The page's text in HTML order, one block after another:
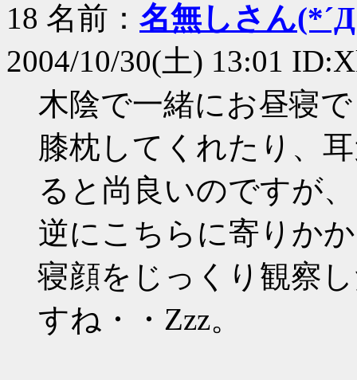
18 名前： 名無しさん
2004/10/30(土) 13:01
木陰で一緒にお昼寝
膝枕してくれたり、
ると尚良いのですが、
逆にこちらに寄りか
寝顔をじっくり観察
すね・・Zzz。